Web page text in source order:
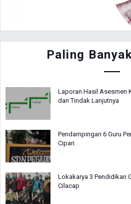
Paling
Laporan Hasil Asesmen
dan Tindak Lanjutnya
Pendampingan 6 Guru
Cipari
Lokakarya 3 Pendidikan
Cilacap